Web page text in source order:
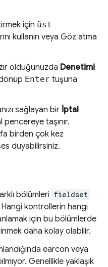
için üst
kullanın veya Göz atma
olduğunuzda Denetimi
Enter tuşuna
sağlayan bir İptal
taşınır.
birden çok kez
duyabilirsiniz.
bölümleri fieldset
kontrollerin hangi
için bu bölümlerde
daha kolay olabilir.
earcon veya
Genellikle yaklaşık